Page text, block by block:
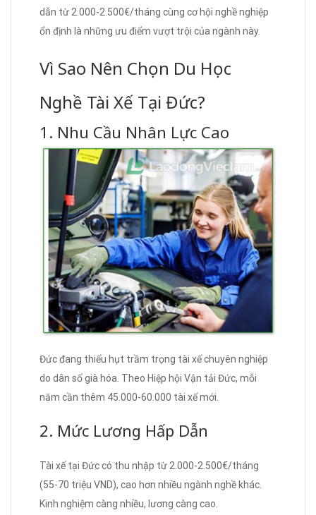
dẫn từ 2.000-2.500€/tháng cùng cơ hội nghề nghiệp
ổn định là những ưu điểm vượt trội của ngành này.
Vì Sao Nên Chọn Du Học
Nghề Tài Xế Tại Đức?
1. Nhu Cầu Nhân Lực Cao
Đức đang thiếu hụt trầm trọng tài xế chuyên nghiệp
do dân số già hóa. Theo Hiệp hội Vận tải Đức, mỗi
năm cần thêm 45.000-60.000 tài xế mới.
2. Mức Lương Hấp Dẫn
Tài xế tại Đức có thu nhập từ 2.000-2.500€/tháng
(55-70 triệu VND), cao hơn nhiều ngành nghề khác.
Kinh nghiệm càng nhiều, lương càng cao.